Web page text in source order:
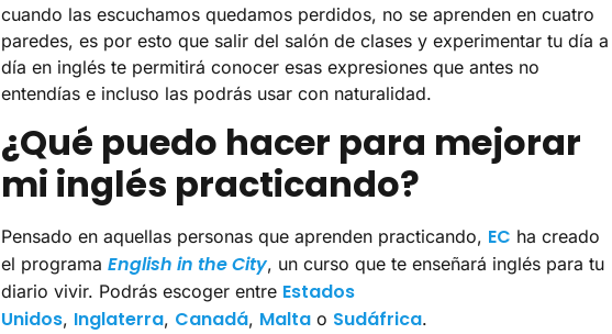
cuando las escuchamos quedamos perdidos, no se aprenden en cuatro
paredes, es por esto que salir del salón de clases y experimentar tu día a
día en inglés te permitirá conocer esas expresiones que antes no
entendías e incluso las podrás usar con naturalidad.
¿Qué puedo hacer para mejorar
mi inglés practicando?
Pensado en aquellas personas que aprenden practicando, EC ha creado
el programa English in the City, un curso que te enseñará inglés para tu
diario vivir. Podrás escoger entre Estados
Unidos, Inglaterra, Canadá, Maltao Sudáfrica.